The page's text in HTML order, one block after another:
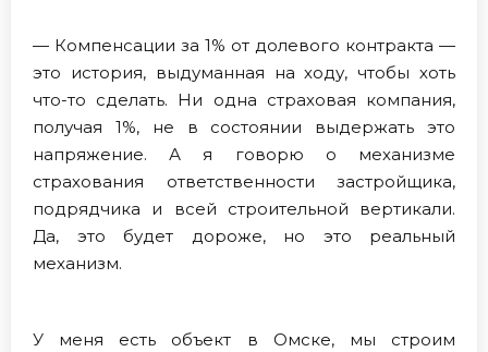
— Компенсации за 1% от долевого контракта —
это история, выдуманная на ходу, чтобы хоть
что-то сделать. Ни одна страховая компания,
получая 1%, не в состоянии выдержать это
напряжение. А я говорю о механизме
страхования ответственности застройщика,
подрядчика и всей строительной вертикали.
Да, это будет дороже, но это реальный
механизм.
У меня есть объект в Омске, мы строим